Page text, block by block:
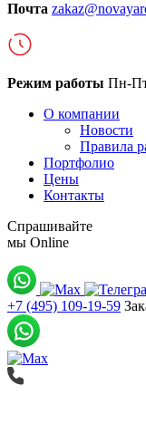
Почта
Режим работы Пн-
О компании
Новости
Правила
Портфолио
Цены
Контакты
Спрашивайте
мы Online
+7 (495) 109-19-59